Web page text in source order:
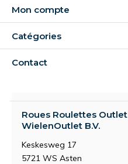
Mon compte
Catégories
Contact
Roues Roulettes Outlet
WielenOutlet B.V.
Keskesweg 17
5721 WS Asten